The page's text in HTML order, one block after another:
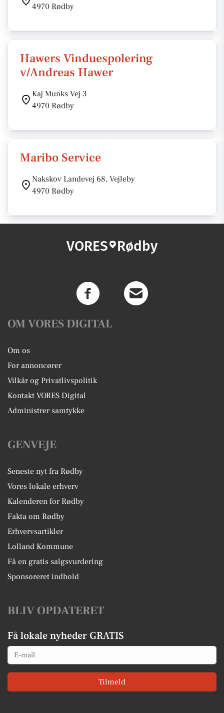
4970 Rødby
Hawers Vinduespolering
v/Andreas Hawer
Kaj Munks Vej 3
4970 Rødby
Maribo Service
Nakskov Landevej 68, Vejleby
4970 Rødby
VORES Rødby
OM VORES DIGITAL
Om os
For annoncører
Vilkår og Privatlivspolitik
Kontakt VORES Digital
Administrer samtykke
GENVEJE
Seneste nyt fra Rødby
Vores lokale erhverv
Kalenderen for Rødby
Fakta om Rødby
Erhvervsartikler
Lolland Kommune
Få en gratis salgsvurdering
Sponsoreret indhold
BLIV OPDATERET
Få lokale nyheder GRATIS
Email
Tilmeld